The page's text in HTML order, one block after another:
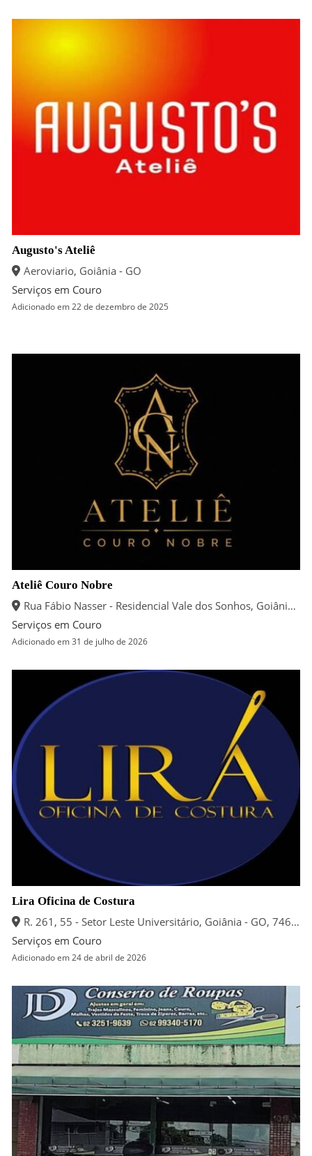
Augusto's Ateliê
Aeroviario, Goiânia - GO
Serviços em Couro
Adicionado em 22 de dezembro de 2025
Ateliê Couro Nobre
Rua Fábio Nasser - Residencial Vale dos Sonhos, Goiânia - GO
Serviços em Couro
Adicionado em 31 de julho de 2026
Lira Oficina de Costura
R. 261, 55 - Setor Leste Universitário, Goiânia - GO, 74610-250
Serviços em Couro
Adicionado em 24 de abril de 2026